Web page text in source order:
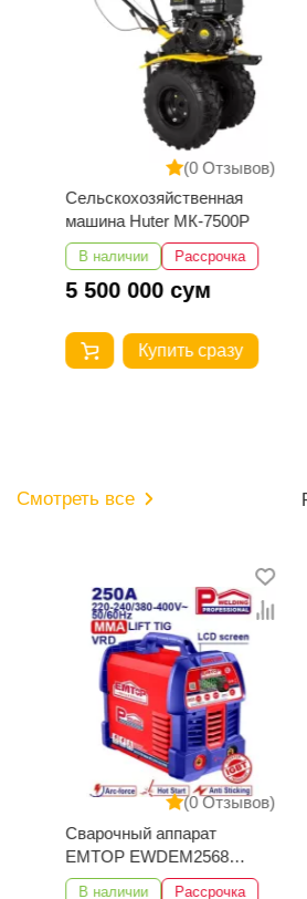
(0 Отзывов)
Сельскохозяйственная
машина Huter МК-7500P
В наличии Рассрочка
5 500 000 сум
Купить сразу
Смотреть все
(0 Отзывов)
Сварочный аппарат
EMTOP EWDEM2568
MMA/TIG Lift
В наличии Рассрочка